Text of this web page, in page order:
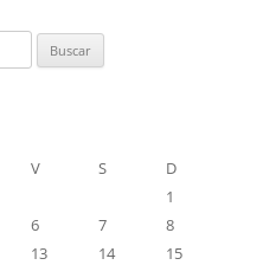
V S
D
1
6 7
8
13 14
15